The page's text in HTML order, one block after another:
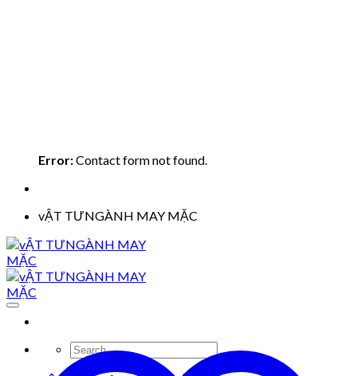
Error:Contact form not found.
vẬT TƯNGÀNH MAY MẶC
Search
for: